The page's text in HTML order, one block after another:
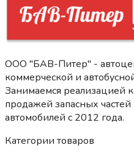
ООО "БАВ-Питер" -
коммерческой и
Занимаемся реализацией
продажей запасных
автомобилей c 2012 года.
Категории товаров